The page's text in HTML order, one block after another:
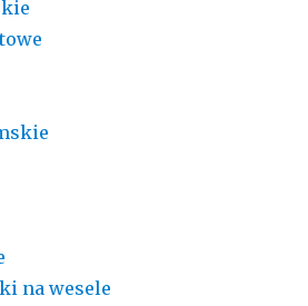
na wesele